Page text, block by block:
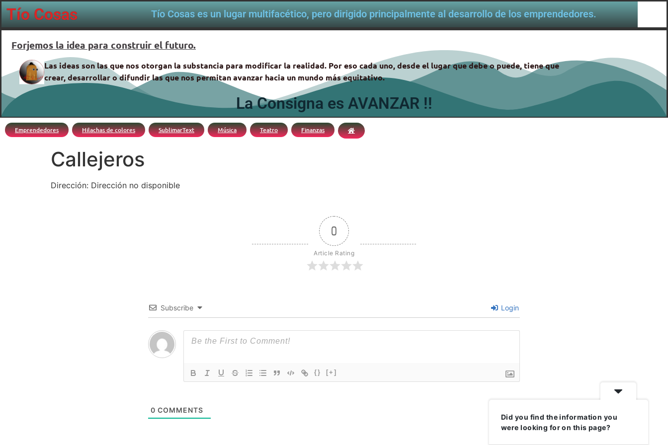
Tío Cosas Tío Cosas es un lugar multifacético, pero dirigido principalmente al desarrollo de los emprendedores.
Forjemos la idea para construir el futuro.
Las ideas son las que nos otorgan la substancia para modificar la realidad. Por eso cada uno, desde el lugar que debe o puede, tiene que
crear, desarrollar o difundir las que nos permitan avanzar hacia un mundo más equitativo.
La Consigna es AVANZAR !!
Emprendedores Hilachas de colores SublimarText Música Teatro Finanzas
Callejeros
Dirección: Dirección no disponible
0
Article Rating
Subscribe Login
{} [+]
0 COMMENTS
Did you find the information you
were looking for on this page?